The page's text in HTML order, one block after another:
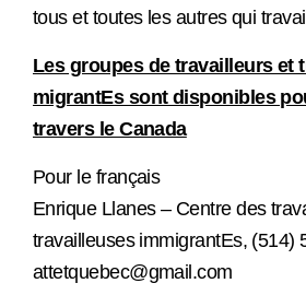
tous et toutes les autres qui
Les groupes de travailleurs et
migrantEs sont disponibles
travers le Canada
Pour le français
Enrique Llanes – Centre des
travailleuses immigrantEs, (514)
attetquebec@gmail.com